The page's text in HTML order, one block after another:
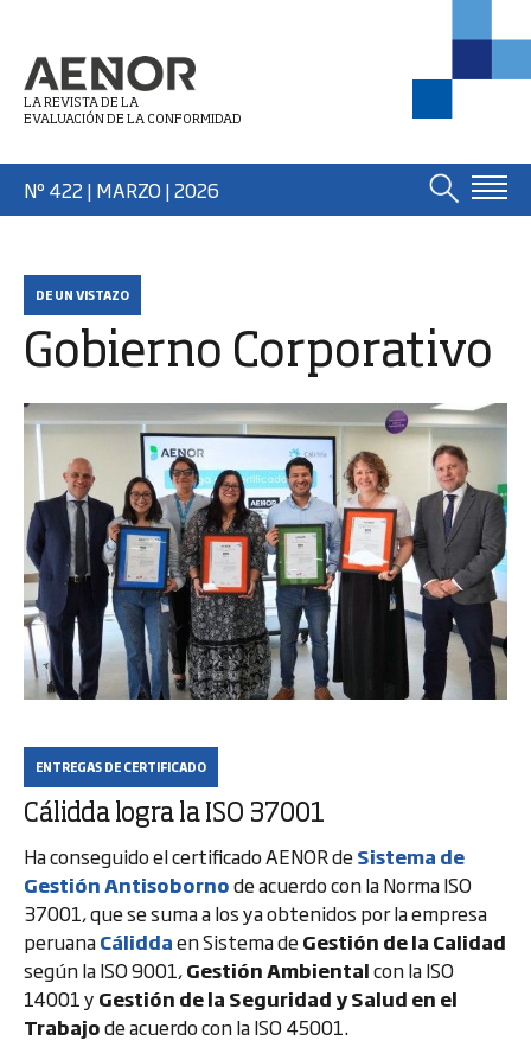
LA REVISTA DE LA
EVALUACIÓN DE LA CONFORMIDAD
Nº 422 | MARZO| 2026
DE UN VISTAZO
Gobierno Corporativo
ENTREGAS DE CERTIFICADO
Cálidda logra la ISO 37001
Ha conseguido el certificado AENOR deSistema de
Gestión Antisobornode acuerdo con la Norma ISO
37001, que se suma a los ya obtenidos por la empresa
peruanaCáliddaen Sistema deGestión de la Calidad
según la ISO 9001,Gestión Ambientalcon la ISO
14001 y Gestión de la Seguridad y Salud en el
Trabajode acuerdo con la ISO 45001.